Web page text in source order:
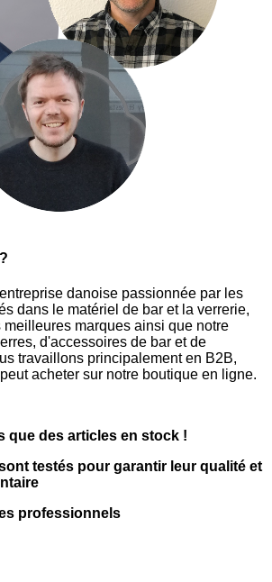
danoise passionnée par les
dans le matériel de bar et la verrerie,
marques ainsi que notre
d'accessoires de bar et de
travaillons principalement en B2B,
acheter sur notre boutique en ligne.
que des articles en stock !
testés pour garantir leur qualité et
professionnels